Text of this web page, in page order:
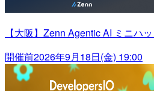
【大阪】Zenn Agentic AI ミニハ
開催前2026年9月18日(金) 19:00